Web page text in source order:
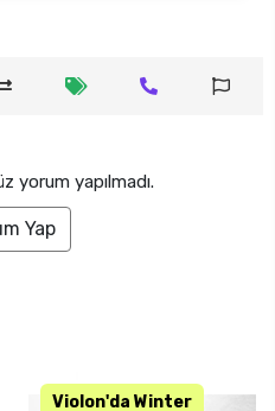
yorum yapılmadı.
Yap